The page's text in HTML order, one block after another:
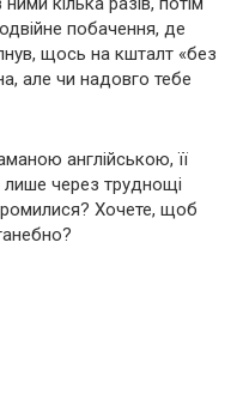
побачення, де
щось на кшталт «без
але чи надовго тебе
англійською, її
лише через труднощі
Хочете, щоб